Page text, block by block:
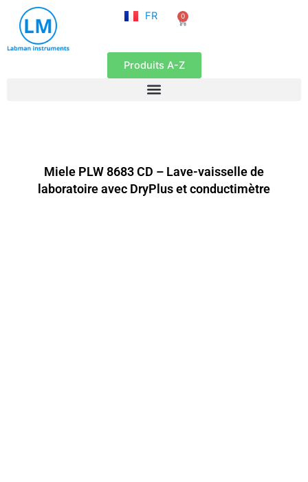
contenu
FR
EN
0
Panier
Produits A-Z
Miele PLW 8683 CD – Lave-vaisselle de
laboratoire avec DryPlus et conductimètre